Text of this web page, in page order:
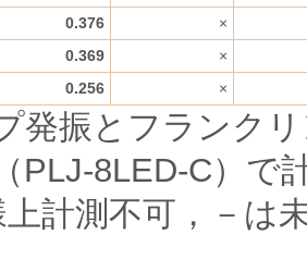
0.376
×
0.369
×
0.256 ×
発振とフランク
PLJ-8LED-C）で
計測不可，－は